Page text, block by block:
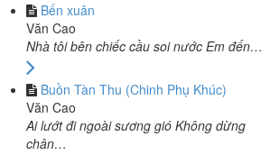
Bến xuân
Văn Cao
Nhà tôi bên chiếc cầu soi nước Em đến…
Buồn Tàn Thu (Chinh Phụ Khúc)
Văn Cao
Ai lướt đi ngoài sương gió Không dừng
chân…